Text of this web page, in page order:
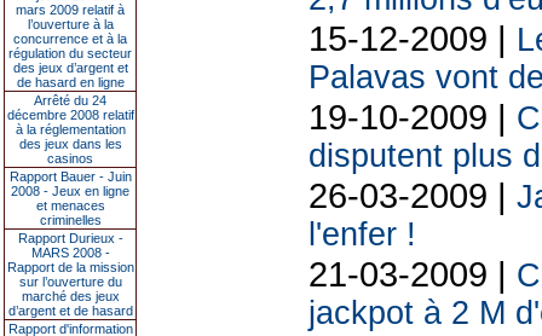
mars 2009 relatif à
l’ouverture à la
concurrence et à la
régulation du secteur
des jeux d’argent et
de hasard en ligne
Arrêté du 24
décembre 2008 relatif
à la réglementation
des jeux dans les
casinos
Rapport Bauer - Juin
2008 - Jeux en ligne
et menaces
criminelles
Rapport Durieux -
MARS 2008 -
Rapport de la mission
sur l’ouverture du
marché des jeux
d’argent et de hasard
Rapport d'information
15-12-2009 |
Palavas vont
19-10-2009 |
disputent plus
26-03-2009 |
l'enfer !
21-03-2009 |
jackpot à 2 M